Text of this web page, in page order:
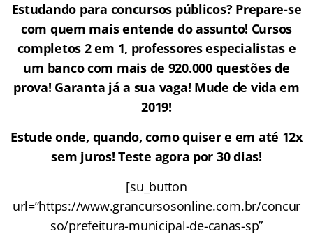
Estudando para concursos públicos? Prepare-se
com quem mais entende do assunto! Cursos
completos 2 em 1, professores especialistas e
um banco com mais de 920.000 questões de
prova! Garanta já a sua vaga! Mude de vida em
2019!
Estude onde, quando, como quiser e em até 12x
sem juros! Teste agora por 30 dias!
[su_button
url=”https://www.grancursosonline.com.br/concur
so/prefeitura-municipal-de-canas-sp”